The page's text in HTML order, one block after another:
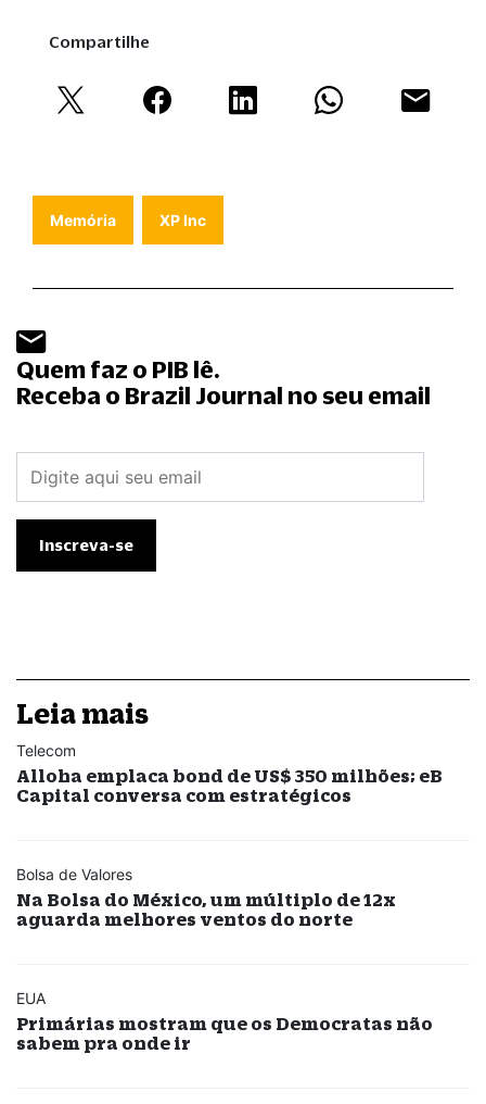
Compartilhe
Memória XP Inc
Quem faz o PIB lê.
Receba o Brazil Journal no seu email
Leia mais
Telecom
Alloha emplaca bond de US$ 350 milhões; eB
Capital conversa com estratégicos
Bolsa de Valores
Na Bolsa do México, um múltiplo de 12x
aguarda melhores ventos do norte
EUA
Primárias mostram que os Democratas não
sabem pra onde ir